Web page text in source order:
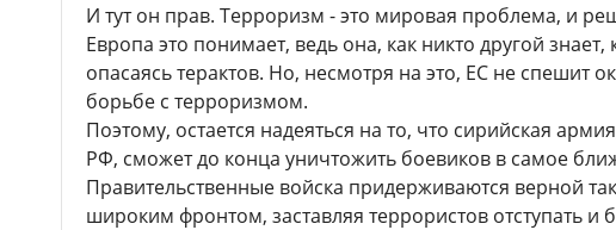
И тут он прав. Терроризм - это мировая проблема, и
Европа это понимает, ведь она, как никто другой знает,
опасаясь терактов. Но, несмотря на это, ЕС не спешит
борьбе с терроризмом.
Поэтому, остается надеяться на то, что сирийская
РФ, сможет до конца уничтожить боевиков в самое
Правительственные войска придерживаются верной
широким фронтом, заставляя террористов отступать и